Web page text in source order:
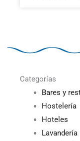
Categorías
Bares y
Hostelería
Hoteles
Lavandería